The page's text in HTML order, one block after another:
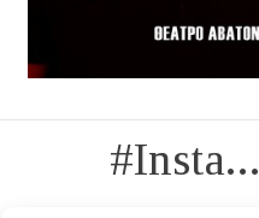
#Insta...